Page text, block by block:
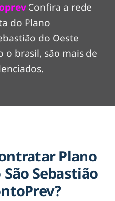
Confira a rede
do Plano
do Oeste
o brasil, são mais de
Plano
Sebastião